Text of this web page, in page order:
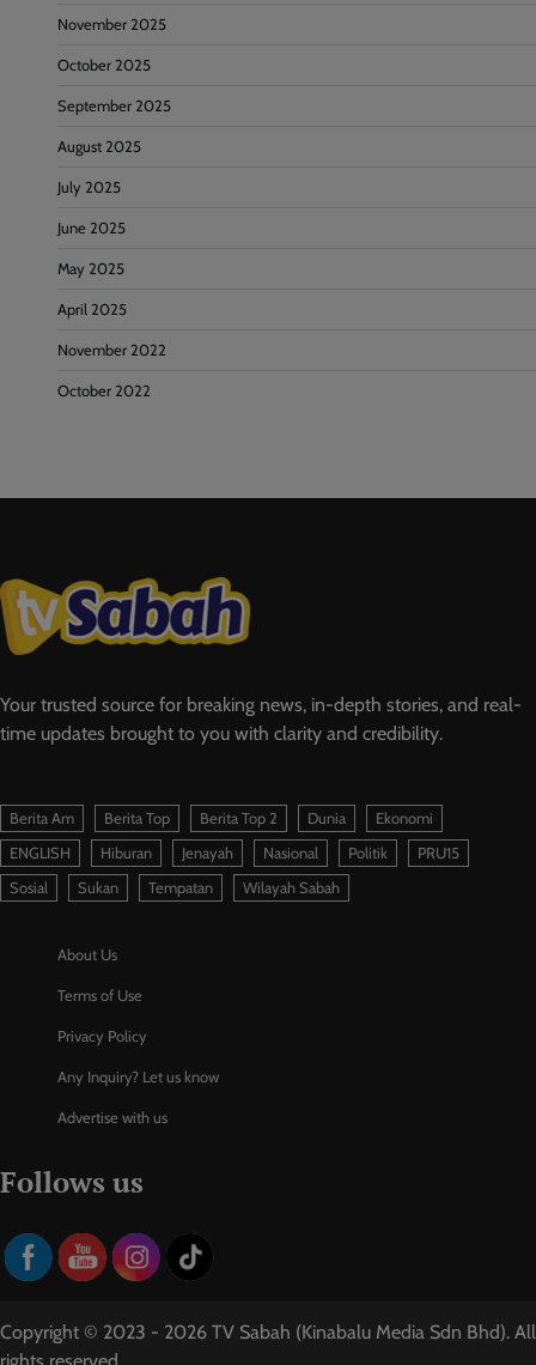
November 2025
October 2025
September 2025
August 2025
July 2025
June 2025
May 2025
April 2025
November 2022
October 2022
Your trusted source for breaking news, in-depth stories, and real-
time updates brought to you with clarity and credibility.
Berita Am Berita Top Berita Top 2 Dunia
Ekonomi
ENGLISH
Hiburan Jenayah Nasional Politik
PRU15
Sosial
Sukan Tempatan Wilayah Sabah
About Us
Terms of Use
Privacy Policy
Any Inquiry? Let us know
Advertise with us
Follows us
Copyright © 2023 - 2026 TV Sabah (Kinabalu Media Sdn Bhd). All